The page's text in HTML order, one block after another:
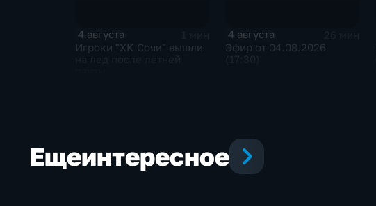
4 августа
Игроки "ХК Сочи" вышли
4 августа
Эфир от 04.08.2026
Ещеинтересное